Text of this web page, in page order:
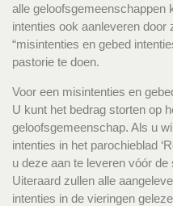
alle geloofsgemeenschappen
intenties ook aanleveren door
“misintenties en gebed
pastorie te doen.
Voor een misintenties en
U kunt het bedrag storten op
geloofsgemeenschap. Als u
intenties in het parochieblad
u deze aan te leveren vóór
Uiteraard zullen alle
intenties in de vieringen